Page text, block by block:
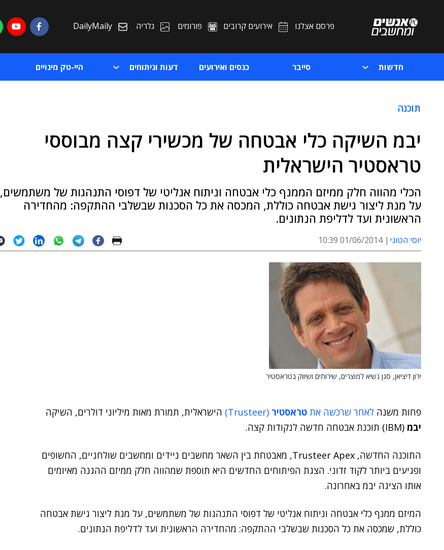
פרסם אצלנו אירועים קרובים פורומים גלריה DailyMaily
חדשות סייבר כנסים ואירועים דעות וניתוחים היי-טק מינויים
תוכנה
יבמ השיקה כלי אבטחה של מכשירי קצה מבוססי
טראסטיר הישראלית
הכלי מהווה חלק ממיזם הממנף כלי אבטחה וניתוח אנליטי של דפוסי התנהגות של משתמשים,
על מנת ליצור גישת אבטחה כוללת, המכסה את כל הסכנות שבשלבי ההתקפה: מהחדירה
הראשונית ועד לדליפת הנתונים.
יוסי הטוני 01/06/2014 10:39
ירון דיציאן, סגן נשיא למוצרים, שירותים ושיווק בטראסטיר
פחות משנה לאחר שרכשה את טראסטיר (Trusteer)
הישראלית, תמורת מאות מיליוני דולרים, השיקה
יבמ (IBM) תוכנת אבטחה חדשה לנקודות קצה.
התוכנה החדשה, Trusteer Apex, מאבטחת בין השאר מחשבים ניידים ומחשבים שולחניים, החשופים
ופגיעים ביותר לקוד זדוני. הצגת הפיתוחים החדשים היא תוספת שמהווה חלק ממיזם ההגנה מאיומים
אותו הציגה יבמ באחרונה.
המיזם ממנף כלי אבטחה וניתוח אנליטי של דפוסי התנהגות של משתמשים, על מנת ליצור גישת אבטחה
כוללת, שמכסה את כל הסכנות שבשלבי ההתקפה: מהחדירה הראשונית ועד לדליפת הנתונים.